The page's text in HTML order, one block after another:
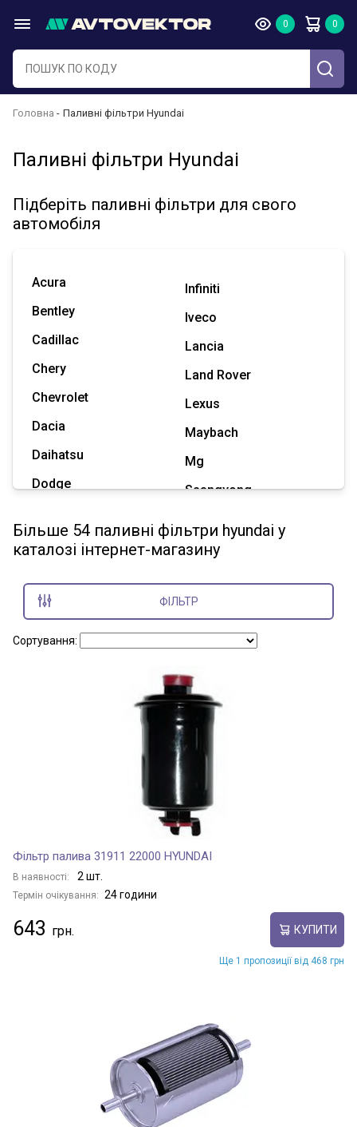
Головна Паливні фільтри Hyundai
Паливні фільтри Hyundai
Підберіть паливні фільтри для свого
автомобіля
Acura
Bentley
Cadillac
Chery
Chevrolet
Dacia
Daihatsu
Dodge
Great Wall
Hummer
Infiniti
Iveco
Lancia
Land Rover
Lexus
Maybach
Mg
Ssangyong
Tesla
Показати всі марки
Більше 54 паливні фільтри hyundai у
каталозі інтернет-магазину
ФІЛЬТР
Сортування:
Фільтр палива 31911 22000 HYUNDAI
В наявності: 2 шт.
Термін очікування: 24 години
643 КУПИТИ
Ще 1 пропозиції від 468 грн